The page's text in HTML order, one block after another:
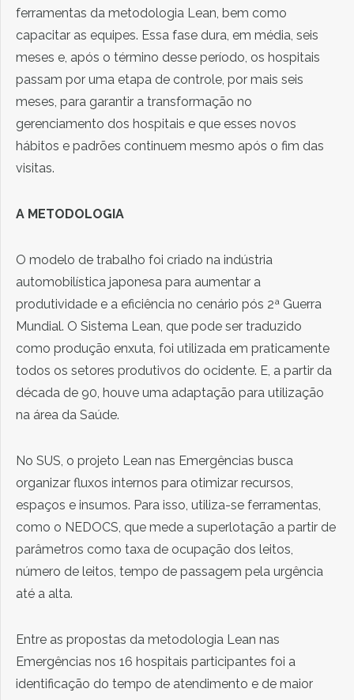
ferramentas da metodologia Lean, bem como
capacitar as equipes. Essa fase dura, em média, seis
meses e, após o término desse período, os hospitais
passam por uma etapa de controle, por mais seis
meses, para garantir a transformação no
gerenciamento dos hospitais e que esses novos
hábitos e padrões continuem mesmo após o fim das
visitas.
A METODOLOGIA
O modelo de trabalho foi criado na indústria
automobilística japonesa para aumentar a
produtividade e a eficiência no cenário pós 2ª Guerra
Mundial. O Sistema Lean, que pode ser traduzido
como produção enxuta, foi utilizada em praticamente
todos os setores produtivos do ocidente. E, a partir da
década de 90, houve uma adaptação para utilização
na área da Saúde.
No SUS, o projeto Lean nas Emergências busca
organizar fluxos internos para otimizar recursos,
espaços e insumos. Para isso, utiliza-se ferramentas,
como o NEDOCS, que mede a superlotação a partir de
parâmetros como taxa de ocupação dos leitos,
número de leitos, tempo de passagem pela urgência
até a alta.
Entre as propostas da metodologia Lean nas
Emergências nos 16 hospitais participantes foi a
identificação do tempo de atendimento e de maior